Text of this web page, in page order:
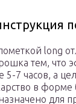
long
тем, что
5-7 часов, а
в
для